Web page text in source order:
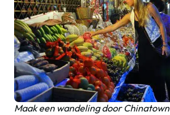
Maak een wandeling door Chinatown